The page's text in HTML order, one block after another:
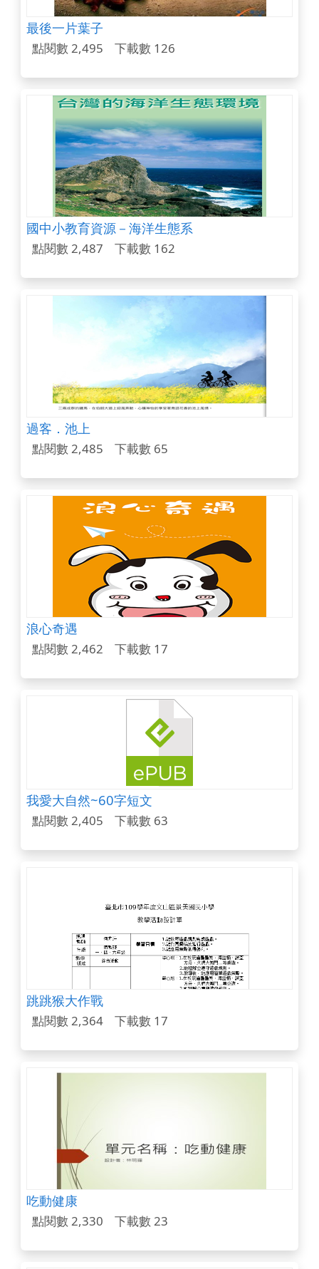
最後一片葉子
點閱數 2,495 下載數 126
國中小教育資源－海洋生態系
點閱數 2,487 下載數 162
過客．池上
點閱數 2,485 下載數 65
浪心奇遇
點閱數 2,462 下載數 17
我愛大自然~60字短文
點閱數 2,405 下載數 63
跳跳猴大作戰
點閱數 2,364 下載數 17
吃動健康
點閱數 2,330 下載數 23